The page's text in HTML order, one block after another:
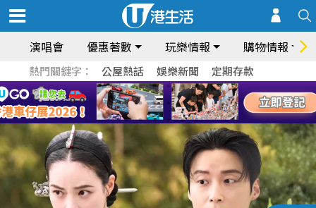
演唱會 優惠著數 玩樂情報 購物情報
熱門關鍵字： 公屋熱話 娛樂新聞 定期存款